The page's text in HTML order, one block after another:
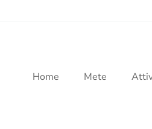
Home Mete